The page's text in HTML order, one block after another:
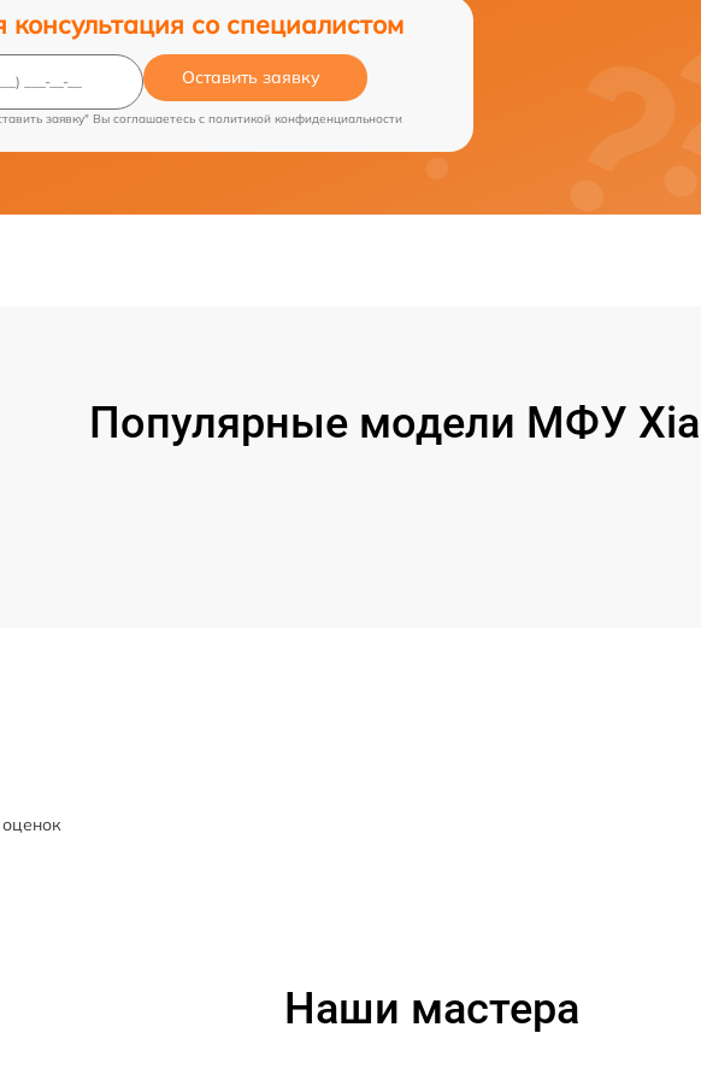
консультация со специалистом
Оставить заявку
заявку" Вы соглашаетесь c политикой конфиденциальности
Популярные модели МФУ
Наши мастера